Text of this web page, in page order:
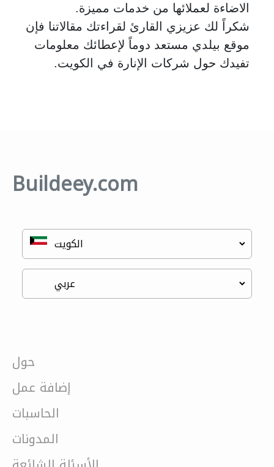
الاضاءة لعملائها من خدمات مميزة.
شكراً لك عزيزي القارئ لقراءتك مقالاتنا فإن
موقع بيلدي مستعد دوماً لإعطائك معلومات
تفيدك حول شركات الإنارة في الكويت.
Buildeey.com
حول
إضافة عمل
الحاسبات
المدونات